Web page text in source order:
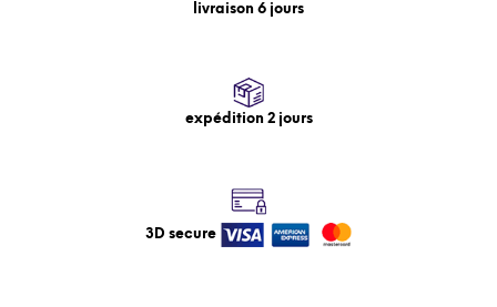
livraison 6 jours
expédition 2 jours
3D secure